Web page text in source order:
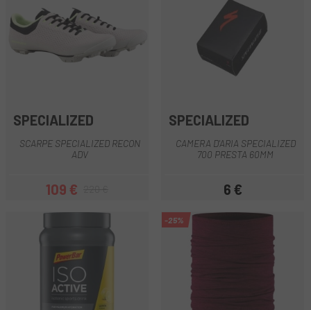
SPECIALIZED
SCARPE SPECIALIZED RECON
ADV
Prezzo
109 €Prezzo base
SPECIALIZED
CAMERA D'ARIA SPECIALIZED
700 PRESTA 60MM
Prezzo
6 €
-25%